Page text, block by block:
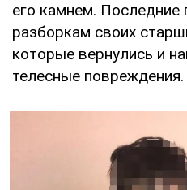
его камнем. Последние
разборкам своих
которые вернулись и
телесные повреждения.